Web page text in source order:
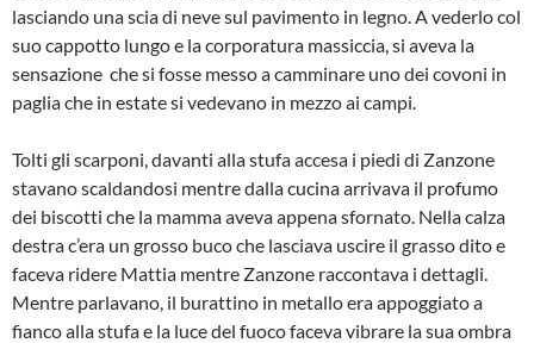
lasciando una scia di neve sul pavimento in legno. A vederlo col
suo cappotto lungo e la corporatura massiccia, si aveva la
sensazione che si fosse messo a camminare uno dei covoni in
paglia che in estate si vedevano in mezzo ai campi.
Tolti gli scarponi, davanti alla stufa accesa i piedi di Zanzone
stavano scaldandosi mentre dalla cucina arrivava il profumo
dei biscotti che la mamma aveva appena sfornato. Nella calza
destra c’era un grosso buco che lasciava uscire il grasso dito e
faceva ridere Mattia mentre Zanzone raccontava i dettagli.
Mentre parlavano, il burattino in metallo era appoggiato a
fianco alla stufa e la luce del fuoco faceva vibrare la sua ombra